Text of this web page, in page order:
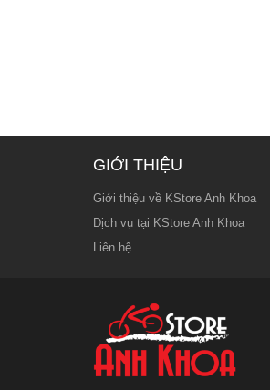
GIỚI THIỆU
Giới thiệu về KStore Anh Khoa
Dịch vụ tại KStore Anh Khoa
Liên hệ